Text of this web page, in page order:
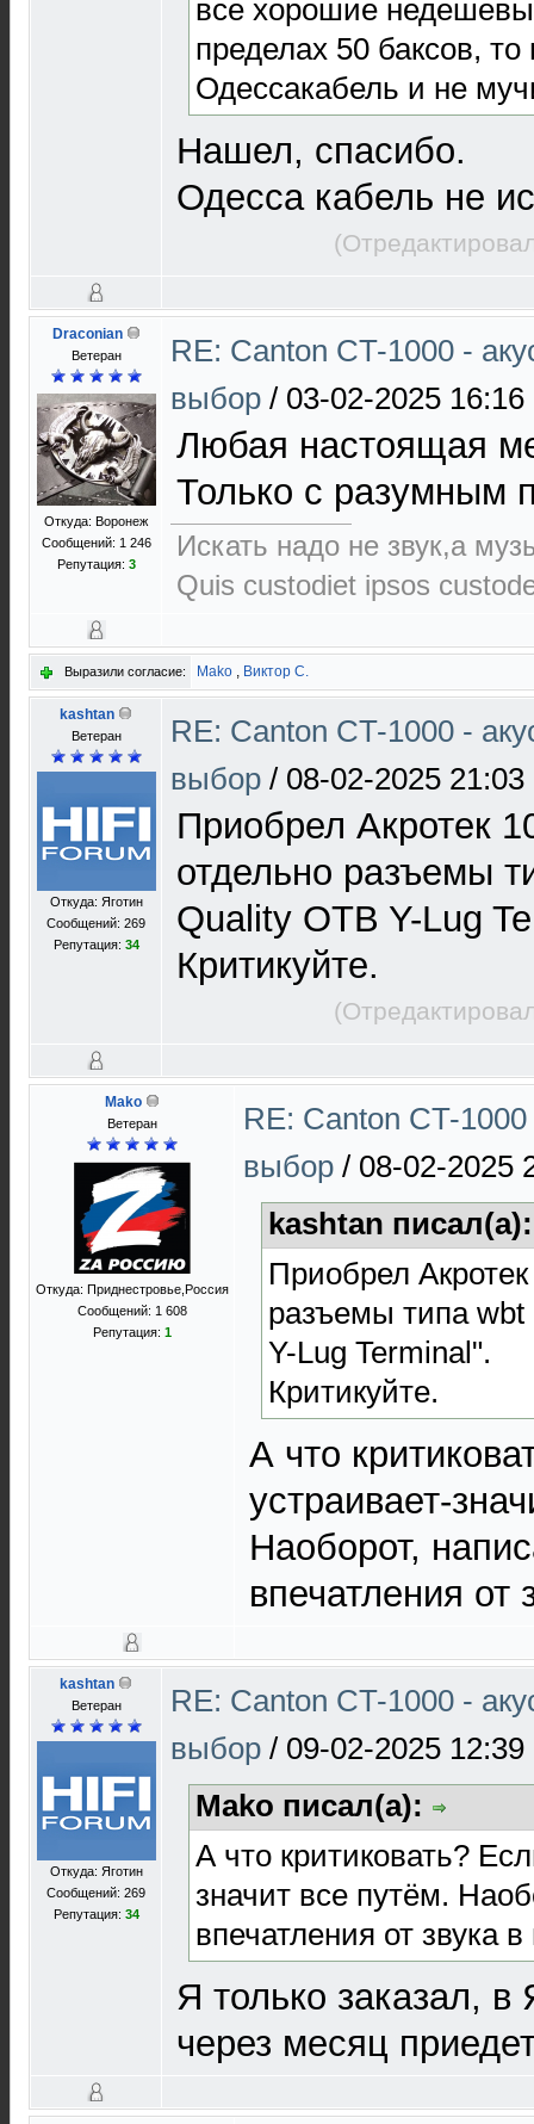
все хорошие
пределах 50 баксов,
Одессакабель и не
Нашел, спасибо.
Одесса кабель не
Draconian
Ветеран
Откуда: Воронеж
Сообщений: 1 246
Репутация: 3
RE: Canton CT-1000 -
выбор / 03-02-2025 16:16
Любая настоящая
Только с разумным
Искать надо не звук,а
Quis custodiet ipsos
Выразили согласие: Mako , Виктор С.
kashtan
Ветеран
Откуда: Яготин
Сообщений: 269
Репутация: 34
RE: Canton CT-1000 -
выбор / 08-02-2025 21:03
Приобрел Акротек
отдельно разъемы
Quality OTB Y-Lug
Критикуйте.
Mako
Ветеран
Откуда: Приднестровье,Россия
Сообщений: 1 608
Репутация: 1
RE: Canton CT-
выбор / 08-02-2025
kashtan
Приобрел
разъемы типа
Y-Lug Terminal".
Критикуйте.
А что
устраивает-
Наоборот,
впечатления от
kashtan
Ветеран
Откуда: Яготин
Сообщений: 269
Репутация: 34
RE: Canton CT-1000 -
выбор / 09-02-2025 12:39
Mako писал(а):
А что критиковать?
значит все путём.
впечатления от звука
Я только заказал, в
через месяц